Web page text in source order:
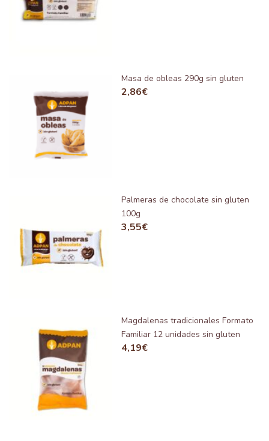
Masa de obleas 290g sin gluten
2,86€
Palmeras de chocolate sin gluten
100g
3,55€
Magdalenas tradicionales Formato
Familiar 12 unidades sin gluten
4,19€